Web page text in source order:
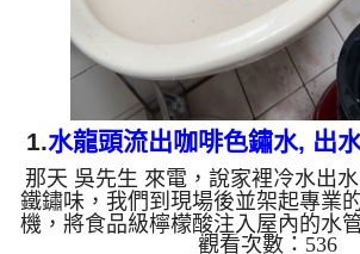
1.水龍頭流出咖啡色鏽水, 出
平鎮 平東路 水管
那天 吳先生 來電，說家裡冷水出
鐵鏽味，我們到現場後並架起專業
機，將食品級檸檬酸注入屋內的水
15分鐘後，利用水管清洗機啟動水
觀看次數：536